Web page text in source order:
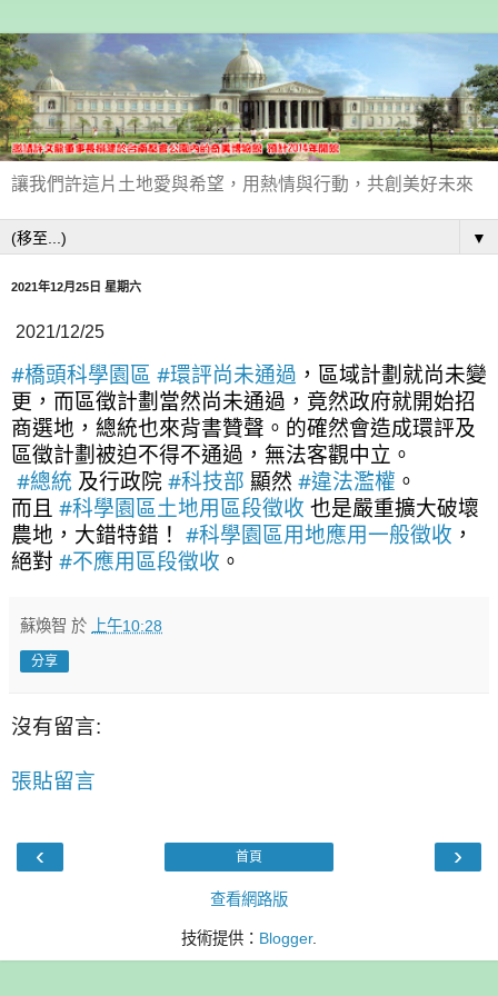
讓我們許這片土地愛與希望，用熱情與行動，共創美好未來
▼
2021年12月25日 星期六
2021/12/25
#橋頭科學園區 #環評尚未通過 ，區域計劃就尚未變
更，而區徵計劃當然尚未通過，竟然政府就開始招
商選地，總統也來背書贊聲。的確然會造成環評及
區徵計劃被迫不得不通過，無法客觀中立。
#總統 及行政院 #科技部 顯然 #違法濫權 。
而且 #科學園區土地用區段徵收 也是嚴重擴大破壞
農地，大錯特錯！ #科學園區用地應用一般徵收 ，
絕對 #不應用區段徵收 。
蘇煥智 於 上午10:28
分享
沒有留言:
張貼留言
‹ ›
首頁
查看網路版
技術提供： Blogger.